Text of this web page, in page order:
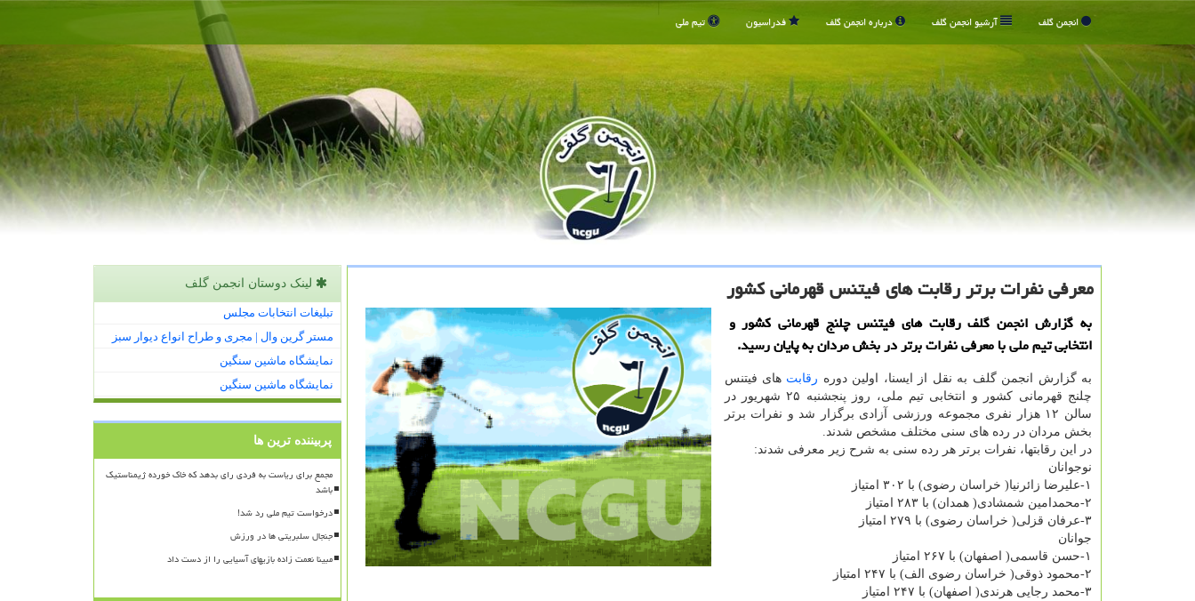
انجمن گلف آرشیو انجمن گلف درباره انجمن گلف فدراسیون تیم ملی
معرفی نفرات برتر رقابت های فیتنس قهرمانی کشور
به گزارش انجمن گلف رقابت های فیتنس چلنج قهرمانی کشور و
انتخابی تیم ملی با معرفی نفرات برتر در بخش مردان به پایان رسید.
به گزارش انجمن گلف به نقل از ایسنا، اولین دوره رقابت های فیتنس
چلنج قهرمانی کشور و انتخابی تیم ملی، روز پنجشنبه ۲۵ شهریور در
سالن ۱۲ هزار نفری مجموعه ورزشی آزادی برگزار شد و نفرات برتر
بخش مردان در رده های سنی مختلف مشخص شدند.
در این رقابتها، نفرات برتر هر رده سنی به شرح زیر معرفی شدند:
نوجوانان
۱-علیرضا زائرنیا( خراسان رضوی) با ۳۰۲ امتیاز
۲-محمدامین شمشادی( همدان) با ۲۸۳ امتیاز
۳-عرفان قزلی( خراسان رضوی) با ۲۷۹ امتیاز
جوانان
۱-حسن قاسمی( اصفهان) با ۲۶۷ امتیاز
۲-محمود ذوقی( خراسان رضوی الف) با ۲۴۷ امتیاز
۳-محمد رجایی هرندی( اصفهان) با ۲۴۷ امتیاز
لینک دوستان انجمن گلف
تبلیغات انتخابات مجلس
مستر گرین وال | مجری و طراح انواع دیوار سبز
نمایشگاه ماشین سنگین
نمایشگاه ماشین سنگین
پربیننده ترین ها
مجمع برای ریاست به فردی رای بدهد که خاک خورده ژیمناستیک
باشد
درخواست تیم ملی رد شد!
جنجال سلبریتی ها در ورزش
مبینا نعمت زاده بازیهای آسیایی را از دست داد